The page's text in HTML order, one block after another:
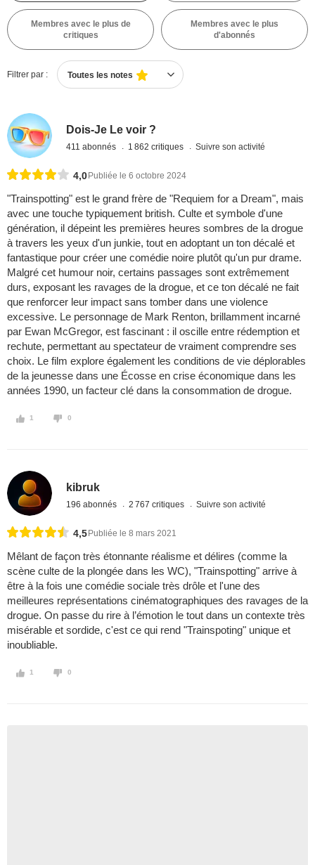
Membres avec le plus de
critiques
Membres avec le plus
d'abonnés
Filtrer par : Toutes les notes
Dois-Je Le voir ?
411 abonnés 1 862 critiques Suivre son activité
4,0 Publiée le 6 octobre 2024
"Trainspotting" est le grand frère de "Requiem for a Dream", mais
avec une touche typiquement british. Culte et symbole d'une
génération, il dépeint les premières heures sombres de la drogue
à travers les yeux d'un junkie, tout en adoptant un ton décalé et
fantastique pour créer une comédie noire plutôt qu'un pur drame.
Malgré cet humour noir, certains passages sont extrêmement
durs, exposant les ravages de la drogue, et ce ton décalé ne fait
que renforcer leur impact sans tomber dans une violence
excessive. Le personnage de Mark Renton, brillamment incarné
par Ewan McGregor, est fascinant : il oscille entre rédemption et
rechute, permettant au spectateur de vraiment comprendre ses
choix. Le film explore également les conditions de vie déplorables
de la jeunesse dans une Écosse en crise économique dans les
années 1990, un facteur clé dans la consommation de drogue.
1 0
kibruk
196 abonnés 2 767 critiques Suivre son activité
4,5 Publiée le 8 mars 2021
Mêlant de façon très étonnante réalisme et délires (comme la
scène culte de la plongée dans les WC), "Trainspotting" arrive à
être à la fois une comédie sociale très drôle et l'une des
meilleures représentations cinématographiques des ravages de la
drogue. On passe du rire à l’émotion le tout dans un contexte très
misérable et sordide, c'est ce qui rend "Trainspoting" unique et
inoubliable.
1 0